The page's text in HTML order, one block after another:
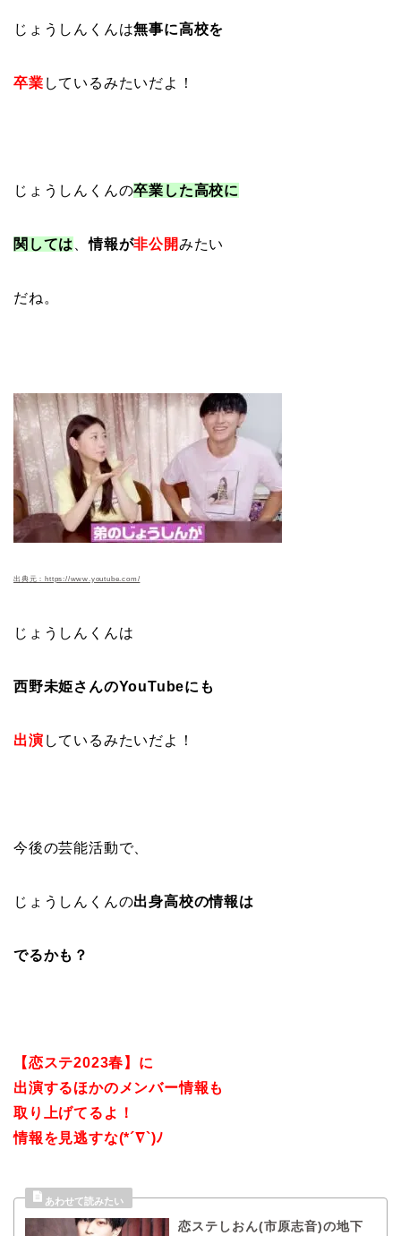
じょうしんくんは無事に高校を
卒業 しているみたいだよ！
じょうしんくんの卒業した高校に
関しては 、情報が非公開みたい
だね。
出典元：https://www.youtube.com/
じょうしんくんは
西野未姫さんのYouTubeにも
出演 しているみたいだよ！
今後の芸能活動で、
じょうしんくんの出身高校の情報は
でるかも？
【恋ステ2023春】に
出演するほかのメンバー情報も
取り上げてるよ！
情報を見逃すな(*´∇`)ﾉ
恋ステしおん(市原志音)の地下